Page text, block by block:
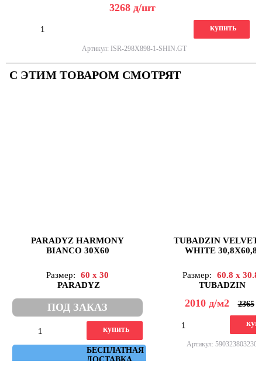
3268 д/шт
купить
Артикул: ISR-298X898-1-SHIN.GT
С ЭТИМ ТОВАРОМ СМОТРЯТ
PARADYZ HARMONY
BIANCO 30X60
Размер:
60 x 30
PARADYZ
ПОД ЗАКАЗ
БЕСПЛАТНАЯ
ДОСТАВКА
купить
Артикул: 5902610510557
TUBADZIN
WHITE 30,8X60,8
Размер:
60.8 x 30.8
TUBADZIN
2010 д/м2 2365
Артикул: 5903238032308